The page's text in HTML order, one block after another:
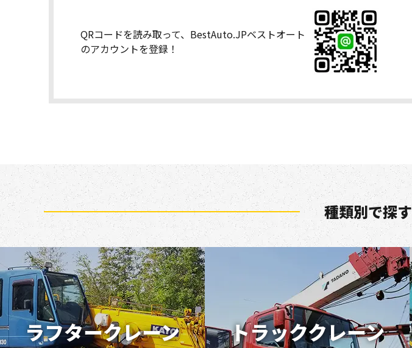
QRコードを読み取って、BestAuto.JPベストオート
のアカウントを登録！
種類別で探す
ラフタークレーン トラッククレーン